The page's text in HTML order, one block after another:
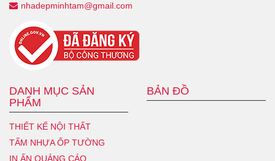
nhadepminhtam@gmail.com
DANH MỤC SẢN
PHẨM
THIẾT KẾ NỘI THẤT
TẤM NHỰA ỐP TƯỜNG
IN ẤN QUẢNG CÁO
BẢN ĐỒ